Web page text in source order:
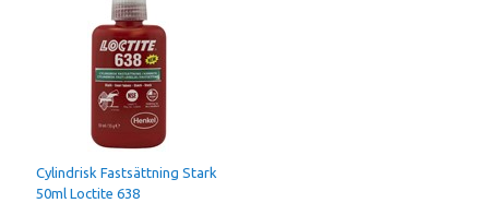
Cylindrisk Fastsättning Stark
50ml Loctite 638